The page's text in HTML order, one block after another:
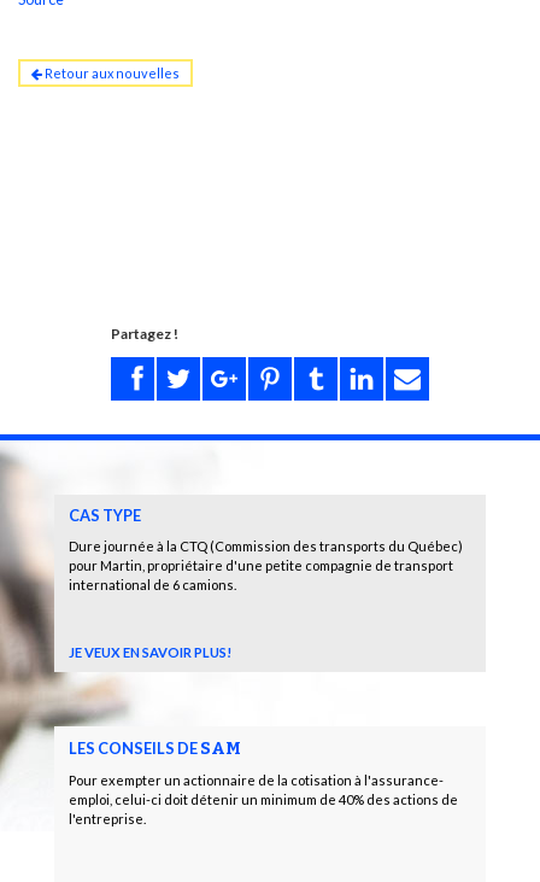
Retour aux nouvelles
Partagez !
CAS TYPE
Dure journée à la CTQ (Commission des transports du Québec)
pour Martin, propriétaire d'une petite compagnie de transport
international de 6 camions.
JE VEUX EN SAVOIR PLUS!
LES CONSEILS DESAM
Pour exempter un actionnaire de la cotisation à l'assurance-
emploi, celui-ci doit détenir un minimum de 40% des actions de
l'entreprise.